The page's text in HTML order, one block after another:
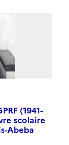
(1941-
scolaire
Abeba